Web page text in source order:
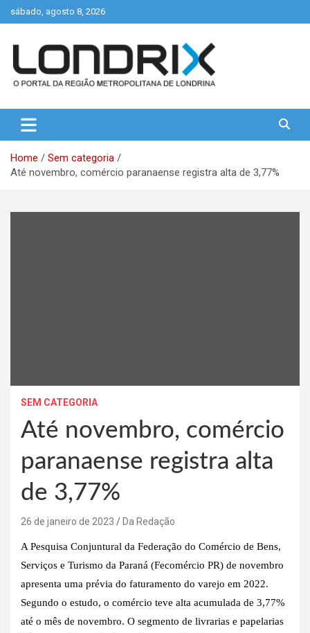
Skip
to
sábado, agosto 8, 2026
Londrix
Home
Sem categoria
Até novembro, comércio paranaense registra alta de 3,77%
SEM CATEGORIA
Até novembro, comércio
paranaense registra alta
de 3,77%
26 de janeiro de 2023 Da Redação
A Pesquisa Conjuntural da Federação do Comércio de Bens,
Serviços e Turismo da Paraná (Fecomércio PR) de novembro
apresenta uma prévia do faturamento do varejo em 2022.
Segundo o estudo, o comércio teve alta acumulada de 3,77%
até o mês de novembro. O segmento de livrarias e papelarias